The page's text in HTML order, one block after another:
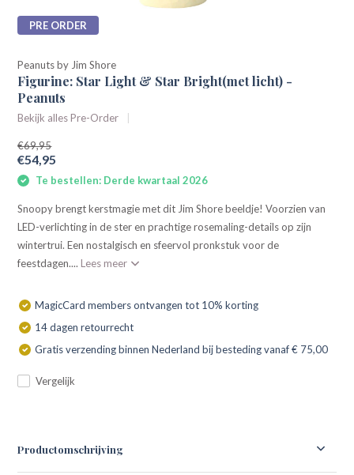
PRE ORDER
Peanuts by Jim Shore
Figurine: Star Light & Star Bright(met licht) -
Peanuts
Bekijk alles Pre-Order
€69,95
€54,95
Te bestellen: Derde kwartaal 2026
Snoopy brengt kerstmagie met dit Jim Shore beeldje! Voorzien van
LED-verlichting in de ster en prachtige rosemaling-details op zijn
wintertrui. Een nostalgisch en sfeervol pronkstuk voor de
feestdagen.... Lees meer
MagicCard members ontvangen tot 10% korting
14 dagen retourrecht
Gratis verzending binnen Nederland bij besteding vanaf € 75,00
Vergelijk
Productomschrijving